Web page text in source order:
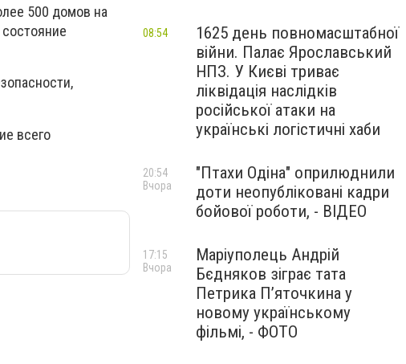
500 домов на
всего
1625 день повномасштабної
війни. Палає Ярославський
НПЗ. У Києві триває
ліквідація наслідків
російської атаки на
українські логістичні хаби
08:54
"Птахи Одіна" оприлюднили
доти неопубліковані кадри
бойової роботи, - ВІДЕО
20:54
Вчора
Маріуполець Андрій
Бєдняков зіграє тата
Петрика П’яточкина у
новому українському
фільмі, - ФОТО
17:15
Вчора